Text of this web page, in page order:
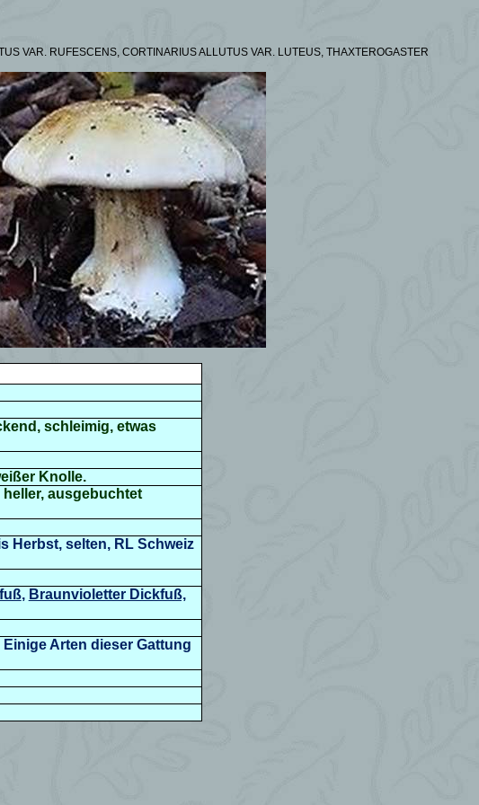
VAR. RUFESCENS, CORTINARIUS ALLUTUS VAR. LUTEUS, THAXTEROGASTER
schleimig, etwas
Knolle.
ausgebuchtet
Herbst, selten, RL Schweiz
, Braunvioletter Dickfuß,
Arten dieser Gattung